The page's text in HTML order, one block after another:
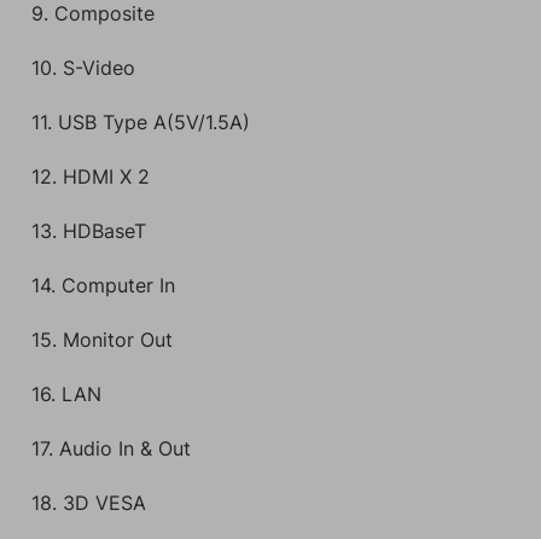
9. Composite
10. S-Video
11. USB Type A(5V/1.5A)
12. HDMI X 2
13. HDBaseT
14. Computer In
15. Monitor Out
16. LAN
17. Audio In & Out
18. 3D VESA